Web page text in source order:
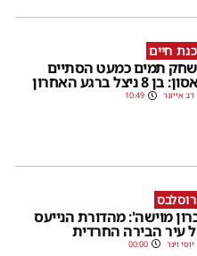
חיים
תמים כמעט הסתיים
בן 8 ניצל ברגע האחרון
דב אייזנר 10:49
מוישה': מהדורת הנייעס
עיר הבירה החרדית
יוסי וינר 00:00